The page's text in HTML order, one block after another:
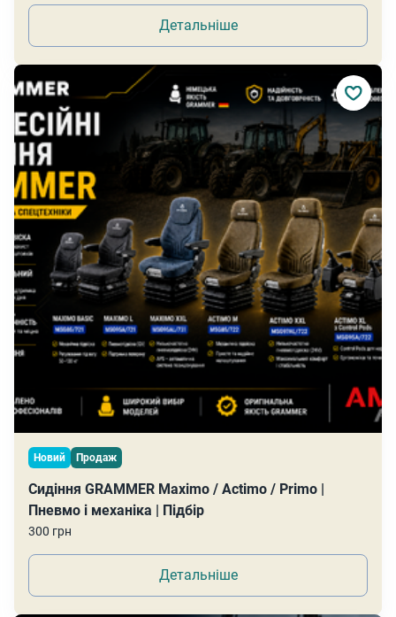
Детальніше
Новий Продаж
Сидіння GRAMMER Maximo / Actimo / Primo |
Пневмо і механіка | Підбір
300 грн
Детальніше